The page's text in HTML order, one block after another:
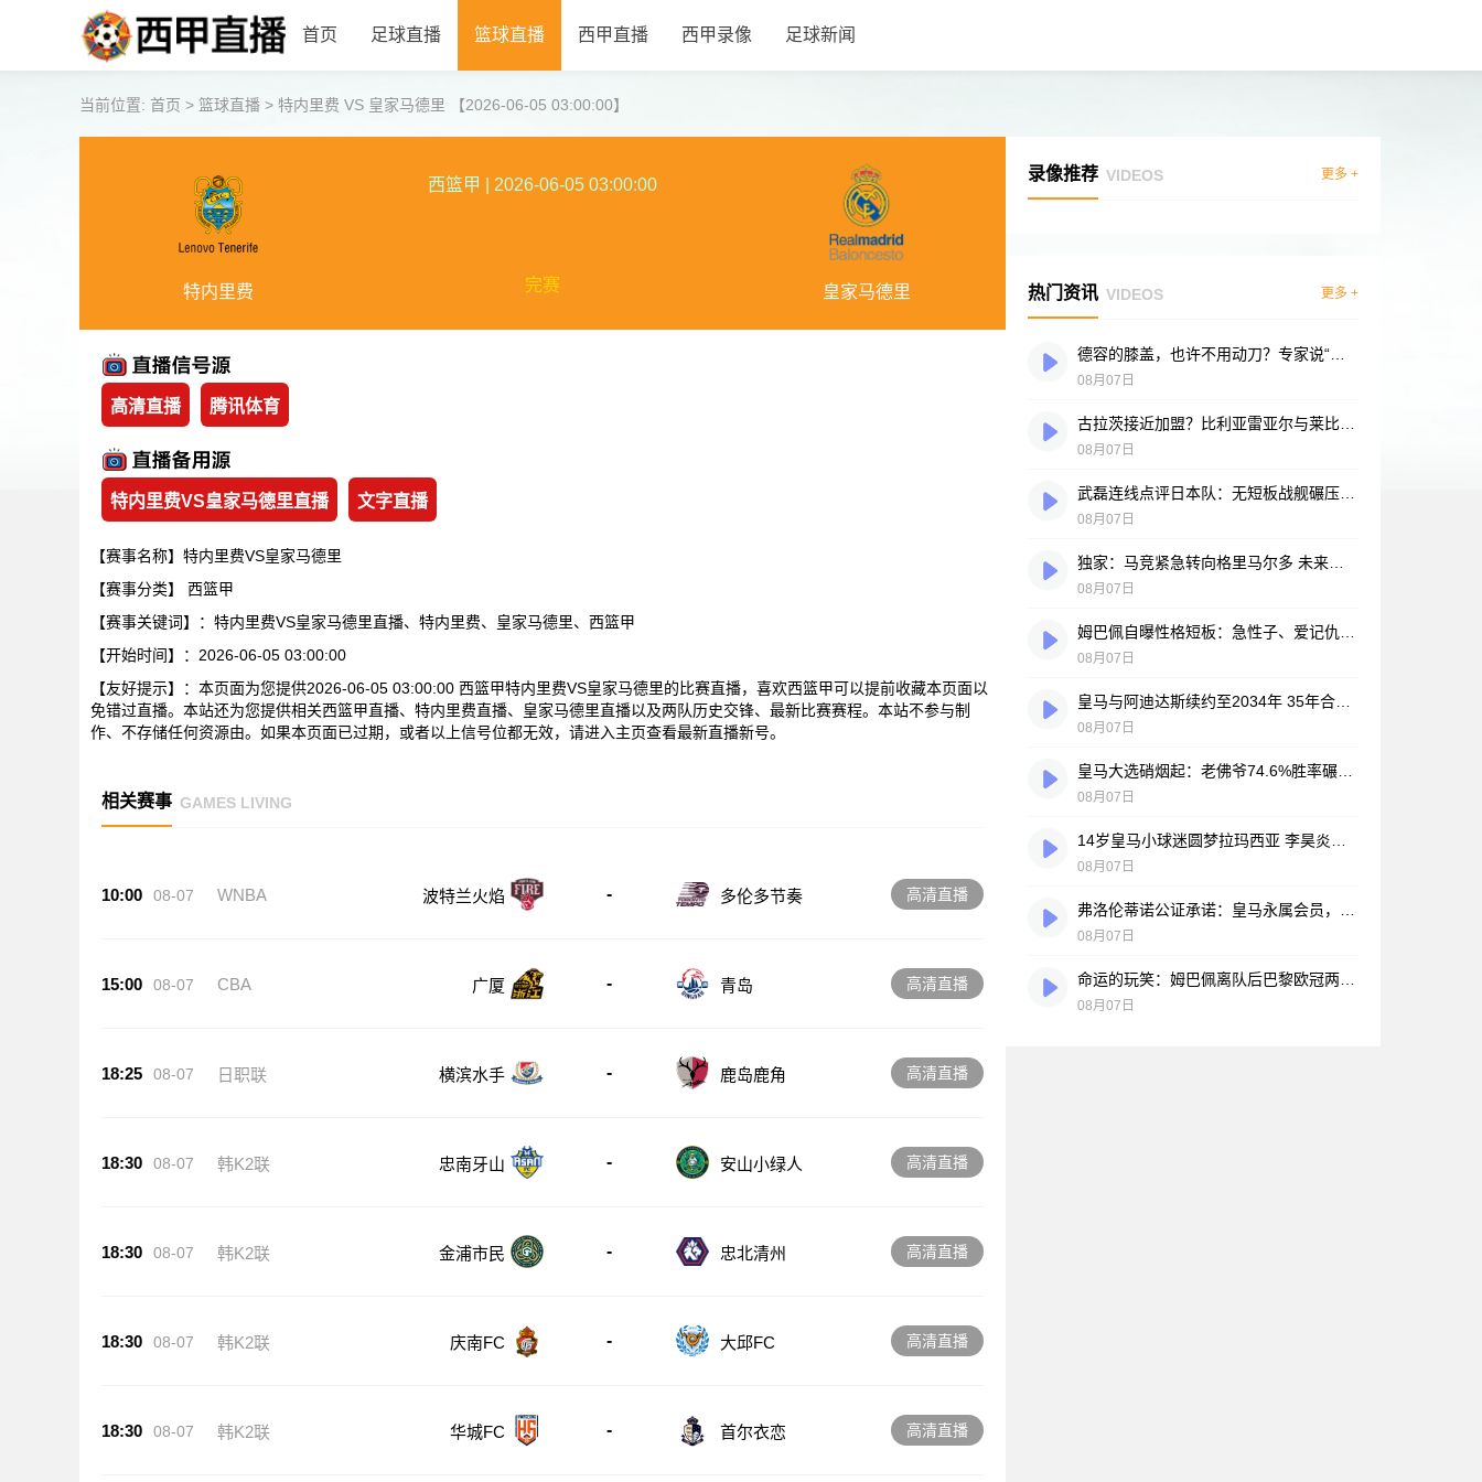
首页 足球直播 篮球直播 西甲直播 西甲录像 足球新闻
当前位置: 首页 > 篮球直播 > 特内里费 VS 皇家马德里 【2026-06-05 03:00:00】
特内里费
西篮甲 2026-06-05 03:00:00
完赛 皇家马德里
高清直播 腾讯体育
特内里费VS皇家马德里直播 文字直播
【赛事名称】特内里费VS皇家马德里
【赛事分类】 西篮甲
【赛事关键词】：特内里费VS皇家马德里直播、特内里费、皇家马德里、西篮甲
【开始时间】：2026-06-05 03:00:00
【友好提示】：本页面为您提供2026-06-05 03:00:00 西篮甲特内里费VS皇家马德里的比赛直播，喜欢西篮甲可以提前收藏本页面以
免错过直播。本站还为您提供相关西篮甲直播、特内里费直播、皇家马德里直播以及两队历史交锋、最新比赛赛程。本站不参与制
作、不存储任何资源由。如果本页面已过期，或者以上信号位都无效，请进入主页查看最新直播新号。
相关赛事 GAMES LIVING
10:00 08-07 WNBA 波特兰火焰 - 多伦多节奏 高清直播
15:00 08-07 CBA 广厦 - 青岛 高清直播
18:25 08-07 日职联 横滨水手 - 鹿岛鹿角 高清直播
18:30 08-07 韩K2联 忠南牙山 - 安山小绿人 高清直播
18:30 08-07 韩K2联 金浦市民 - 忠北清州 高清直播
18:30 08-07 韩K2联 庆南FC - 大邱FC 高清直播
18:30 08-07 韩K2联 华城FC - 首尔衣恋 高清直播
录像推荐 VIDEOS 更多 +
热门资讯 VIDEOS 更多 +
08月07日
08月07日
08月07日
08月07日
08月07日
08月07日
08月07日
08月07日
08月07日
08月07日